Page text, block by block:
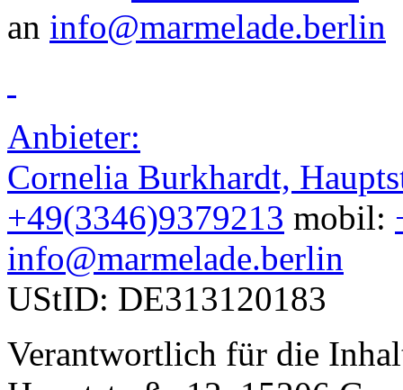
an info@marmelade.berlin
Anbieter:
Cornelia Burkhardt,
+49(3346)9379213 mobil:
info@marmelade.berlin
UStID: DE313120183
Verantwortlich für die